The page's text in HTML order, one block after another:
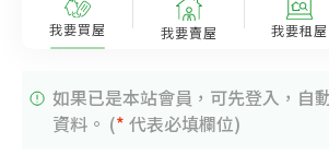
我要買屋 我要賣屋 我要租屋
如果已是本站會員，可先登入，自
資料。 (* 代表必填欄位)